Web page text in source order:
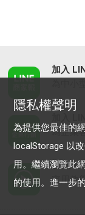
加入
為企業
LINE
實用教
隱私權聲明
為提供您最佳的
localStorage 以
用。繼續瀏覽此
的使用。進一步